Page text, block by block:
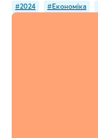
#2024 #Економіка